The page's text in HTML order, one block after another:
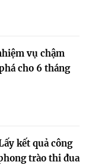
vụ chậm
cho 6 tháng
kết quả công
trào thi đua